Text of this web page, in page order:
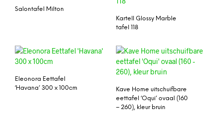
Salontafel Milton
Kartell Glossy Marble
tafel 118
Eleonora Eettafel
‘Havana’ 300 x 100cm
Kave Home uitschuifbare
eettafel ‘Oqui’ ovaal (160
– 260), kleur bruin